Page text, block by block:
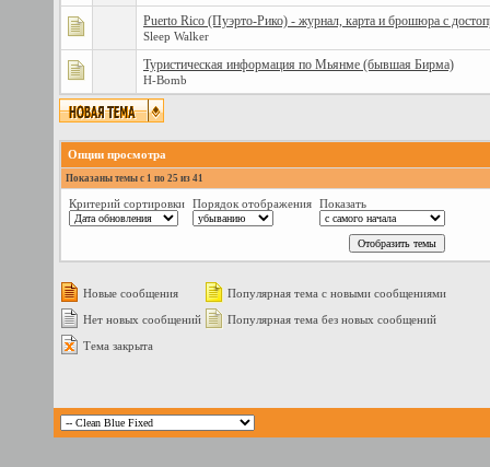
Puerto Rico (Пуэрто-Рико) - журнал, карта и брошюра с
Sleep Walker
Туристическая информация по Мьянме (бывшая Бирма)
H-Bomb
Опции просмотра
Показаны темы с 1 по 25 из 41
Критерий сортировки Порядок отображения Показать
Новые сообщения
Популярная тема с новыми сообщениями
Нет новых сообщений
Популярная тема без новых сообщений
Тема закрыта